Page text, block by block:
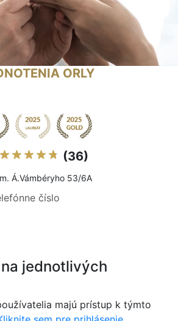
ORLY
(36)
Á.Vámbéryho 53/6A
číslo
jednotlivých
majú prístup k týmto